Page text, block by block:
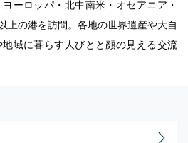
ーロッパ・北中南米・オセアニア・
上の港を訪問。各地の世界遺産や大自
域に暮らす人びとと顔の見える交流